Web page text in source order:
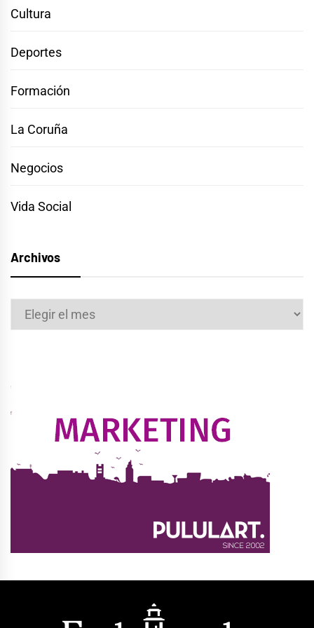
Cultura
Deportes
Formación
La Coruña
Negocios
Vida Social
Archivos
Archivos